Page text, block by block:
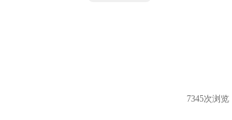
7345次浏览